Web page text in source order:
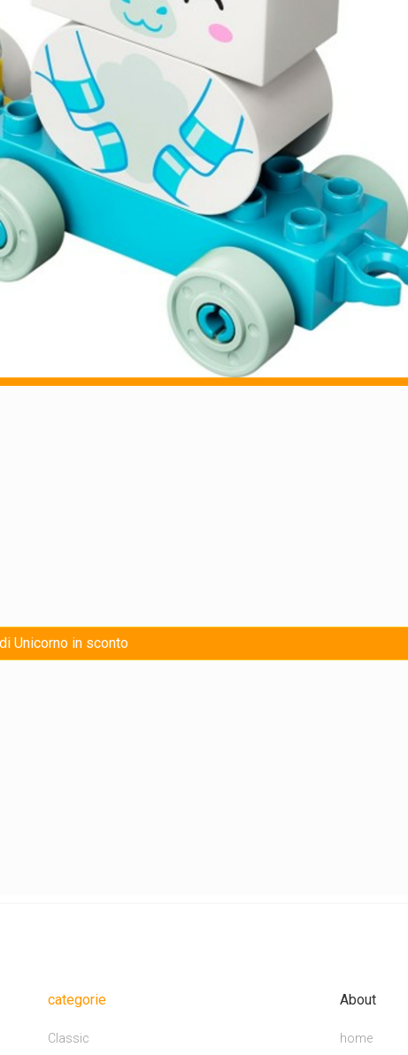
Unicorno in sconto
categorie
Classic
About
home